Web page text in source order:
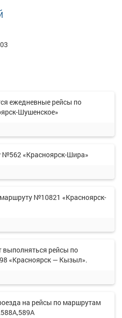
ежедневные рейсы по
Шушенское»
«Красноярск-Шира»
№10821 «Красноярск-
выполняться рейсы по
«Красноярск — Кызыл».
на рейсы по маршрутам